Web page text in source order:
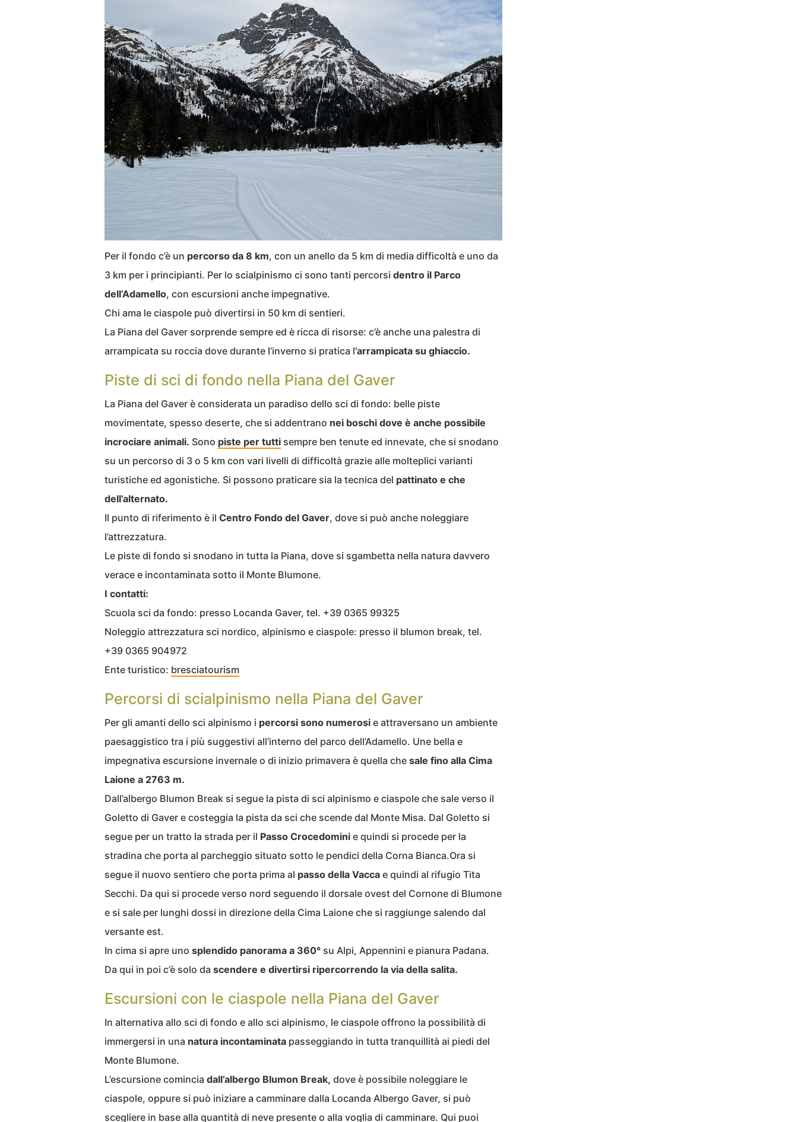
Per il fondo c’è un percorso da 8 km, con un anello da 5 km di media difficoltà e uno da
3 km per i principianti. Per lo scialpinismo ci sono tanti percorsi dentro il Parco
dell’Adamello, con escursioni anche impegnative.
Chi ama le ciaspole può divertirsi in 50 km di sentieri.
La Piana del Gaver sorprende sempre ed è ricca di risorse: c’è anche una palestra di
arrampicata su roccia dove durante l’inverno si pratica l’arrampicata su ghiaccio.
Piste di sci di fondo nella Piana del Gaver
La Piana del Gaver è considerata un paradiso dello sci di fondo: belle piste
movimentate, spesso deserte, che si addentrano nei boschi dove è anche possibile
incrociare animali. Sono piste per tutti sempre ben tenute ed innevate, che si snodano
su un percorso di 3 o 5 km con vari livelli di difficoltà grazie alle molteplici varianti
turistiche ed agonistiche. Si possono praticare sia la tecnica del pattinato e che
dell’alternato.
Il punto di riferimento è il Centro Fondo del Gaver, dove si può anche noleggiare
l’attrezzatura.
Le piste di fondo si snodano in tutta la Piana, dove si sgambetta nella natura davvero
verace e incontaminata sotto il Monte Blumone.
I contatti:
Scuola sci da fondo: presso Locanda Gaver, tel. +39 0365 99325
Noleggio attrezzatura sci nordico, alpinismo e ciaspole: presso il blumon break, tel.
+39 0365 904972
Ente turistico: bresciatourism
Percorsi di scialpinismo nella Piana del Gaver
Per gli amanti dello sci alpinismo i percorsi sono numerosi e attraversano un ambiente
paesaggistico tra i più suggestivi all’interno del parco dell’Adamello. Une bella e
impegnativa escursione invernale o di inizio primavera è quella che sale fino alla Cima
Laione a 2763 m.
Dall’albergo Blumon Break si segue la pista di sci alpinismo e ciaspole che sale verso il
Goletto di Gaver e costeggia la pista da sci che scende dal Monte Misa. Dal Goletto si
segue per un tratto la strada per il Passo Crocedomini e quindi si procede per la
stradina che porta al parcheggio situato sotto le pendici della Corna Bianca.Ora si
segue il nuovo sentiero che porta prima al passo della Vacca e quindi al rifugio Tita
Secchi. Da qui si procede verso nord seguendo il dorsale ovest del Cornone di Blumone
e si sale per lunghi dossi in direzione della Cima Laione che si raggiunge salendo dal
versante est.
In cima si apre uno splendido panorama a 360° su Alpi, Appennini e pianura Padana.
Da qui in poi c’è solo da scendere e divertirsi ripercorrendo la via della salita.
Escursioni con le ciaspole nella Piana del Gaver
In alternativa allo sci di fondo e allo sci alpinismo, le ciaspole offrono la possibilità di
immergersi in una natura incontaminata passeggiando in tutta tranquillità ai piedi del
Monte Blumone.
L’escursione comincia dall’albergo Blumon Break, dove è possibile noleggiare le
ciaspole, oppure si può iniziare a camminare dalla Locanda Albergo Gaver, si può
scegliere in base alla quantità di neve presente o alla voglia di camminare. Qui puoi